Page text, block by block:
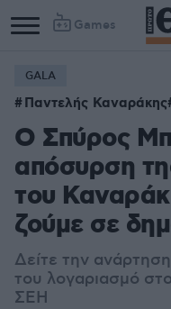
Games
GALA
Παντελής Καναράκης
Ο Σπύρος
απόσυρση
του
ζούμε σε
Δείτε την
του λογαριασμό
ΣΕΗ